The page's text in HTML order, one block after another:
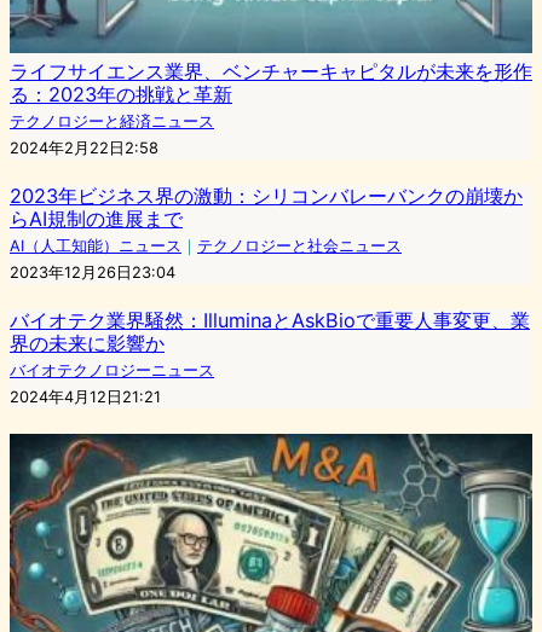
ライフサイエンス業界、ベンチャーキャピタルが未来を形作
る：2023年の挑戦と革新
テクノロジーと経済ニュース
2024年2月22日2:58
2023年ビジネス界の激動：シリコンバレーバンクの崩壊か
らAI規制の進展まで
AI（人工知能）ニュース ｜ テクノロジーと社会ニュース
2023年12月26日23:04
バイオテク業界騒然：IlluminaとAskBioで重要人事変更、業
界の未来に影響か
バイオテクノロジーニュース
2024年4月12日21:21